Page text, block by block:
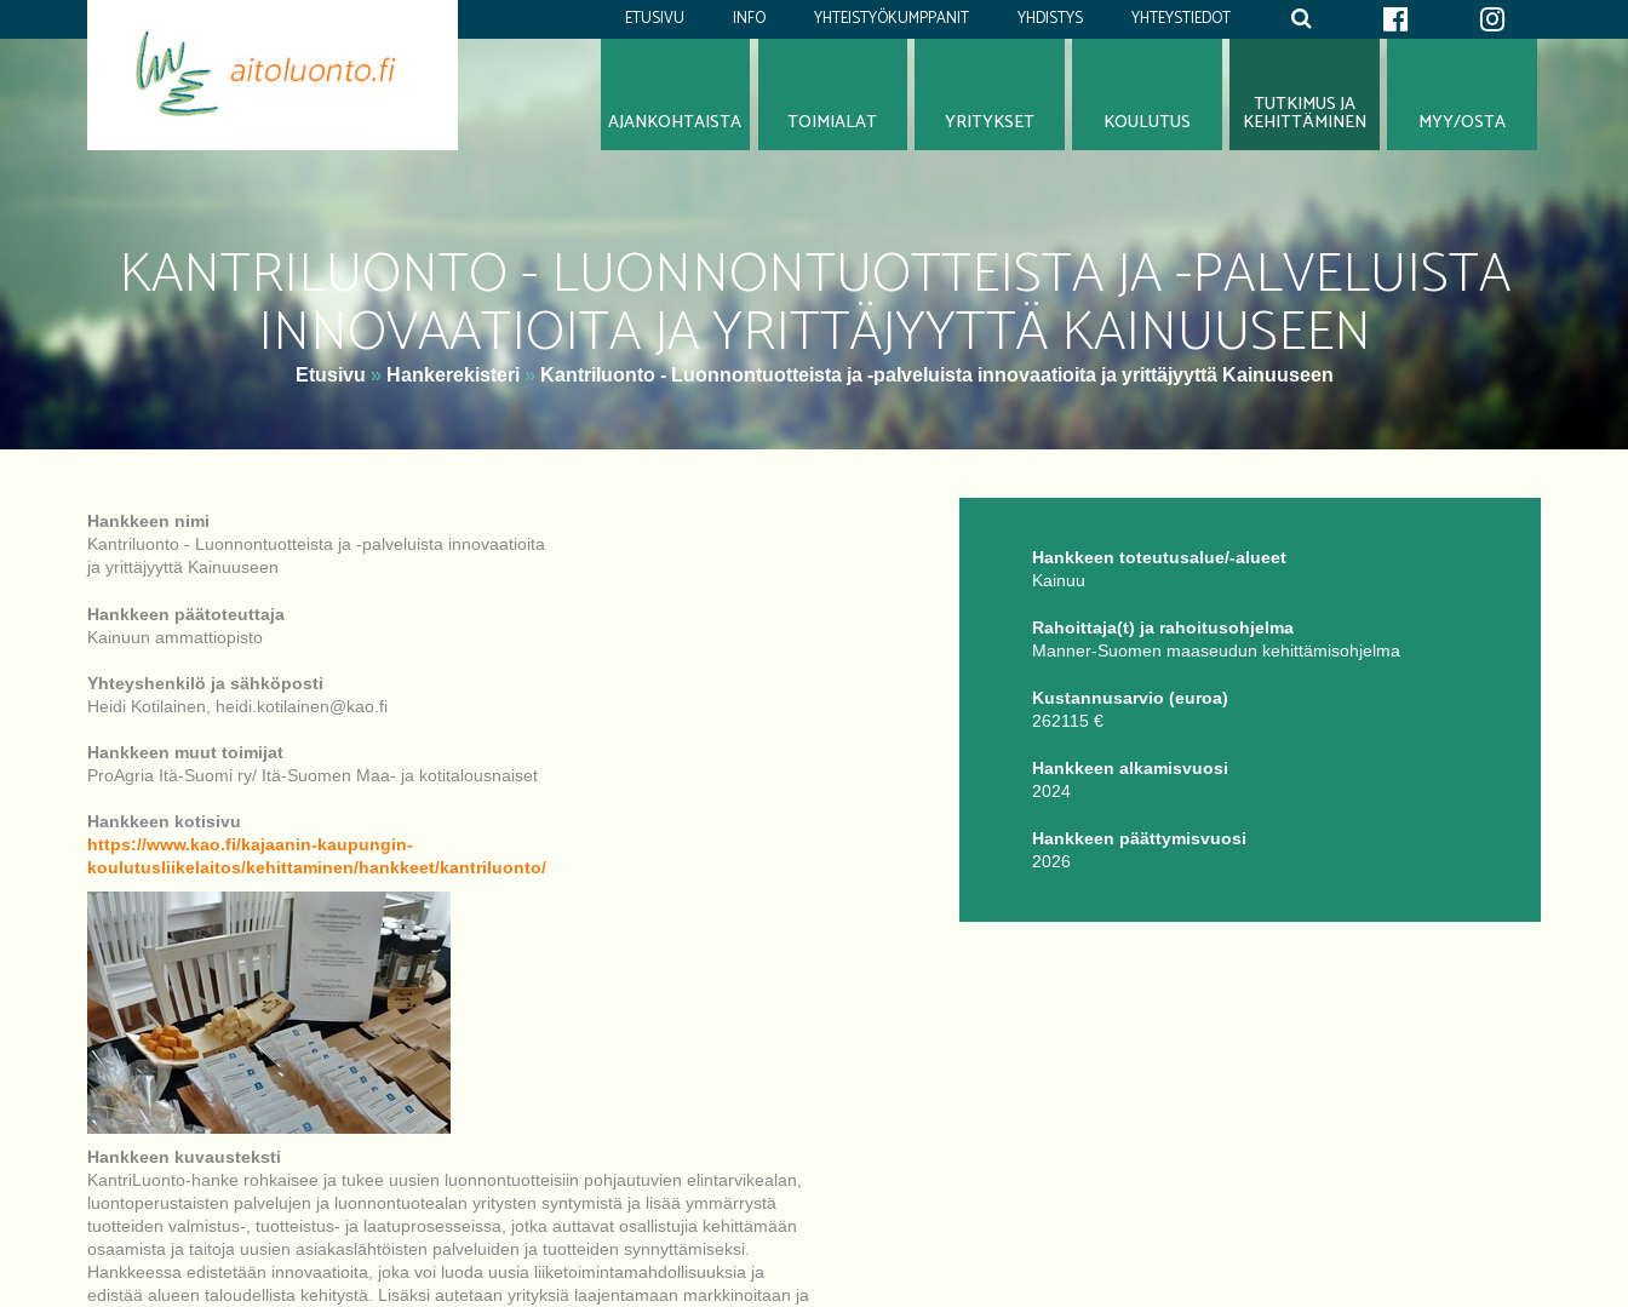
YHTEYSTIEDOT
YHDISTYS
YHTEISTYÖKUMPPANIT
INFO
ETUSIVU
KANTRILUONTO - LUONNONTUOTTEISTA JA -PALVELUISTA
INNOVAATIOITA JA YRITTÄJYYTTÄ KAINUUSEEN
Etusivu » Hankerekisteri » Kantriluonto - Luonnontuotteista ja -palveluista innovaatioita ja yrittäjyyttä Kainuuseen
MYY/OSTA
TUTKIMUS JA
KEHITTÄMINEN
KOULUTUS
YRITYKSET
TOIMIALAT
AJANKOHTAISTA
Hankkeen nimi
Kantriluonto - Luonnontuotteista ja -palveluista innovaatioita
ja yrittäjyyttä Kainuuseen
Hankkeen päätoteuttaja
Kainuun ammattiopisto
Yhteyshenkilö ja sähköposti
Heidi Kotilainen, heidi.kotilainen@kao.fi
Hankkeen muut toimijat
ProAgria Itä-Suomi ry/ Itä-Suomen Maa- ja kotitalousnaiset
Hankkeen kotisivu
https://www.kao.fi/kajaanin-kaupungin-
koulutusliikelaitos/kehittaminen/hankkeet/kantriluonto/
Hankkeen kuvausteksti
KantriLuonto-hanke rohkaisee ja tukee uusien luonnontuotteisiin pohjautuvien elintarvikealan,
luontoperustaisten palvelujen ja luonnontuotealan yritysten syntymistä ja lisää ymmärrystä
tuotteiden valmistus-, tuotteistus- ja laatuprosesseissa, jotka auttavat osallistujia kehittämään
osaamista ja taitoja uusien asiakaslähtöisten palveluiden ja tuotteiden synnyttämiseksi.
Hankkeessa edistetään innovaatioita, joka voi luoda uusia liiketoimintamahdollisuuksia ja
edistää alueen taloudellista kehitystä. Lisäksi autetaan yrityksiä laajentamaan markkinoitaan ja
Hankkeen toteutusalue/-alueet
Kainuu
Rahoittaja(t) ja rahoitusohjelma
Manner-Suomen maaseudun kehittämisohjelma
Kustannusarvio (euroa)
262115 €
Hankkeen alkamisvuosi
2024
Hankkeen päättymisvuosi
2026